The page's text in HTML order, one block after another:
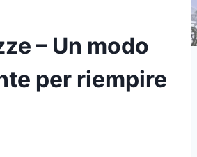
– Un modo
per riempire